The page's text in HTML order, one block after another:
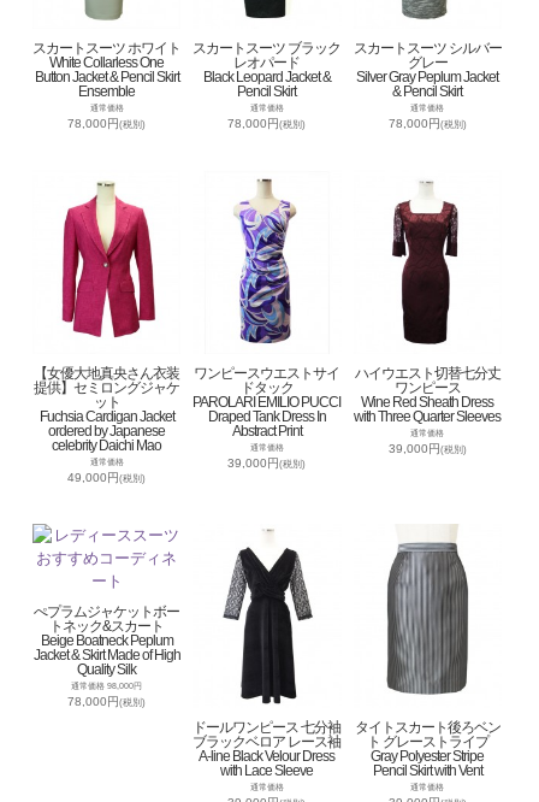
スカートスーツ ホワイト
White Collarless One
Button Jacket & Pencil Skirt
Ensemble
通常価格
78,000円(税別)
スカートスーツ ブラック
レオパード
Black Leopard Jacket &
Pencil Skirt
通常価格
78,000円(税別)
スカートスーツ シルバー
グレー
Silver Gray Peplum Jacket
& Pencil Skirt
通常価格
78,000円(税別)
【女優大地真央さん衣装
提供】セミロングジャケ
ット
Fuchsia Cardigan Jacket
ordered by Japanese
celebrity Daichi Mao
通常価格
49,000円(税別)
ワンピースウエストサイ
ドタック
PAROLARI EMILIO PUCCI
Draped Tank Dress In
Abstract Print
通常価格
39,000円(税別)
ハイウエスト切替七分丈
ワンピース
Wine Red Sheath Dress
with Three Quarter Sleeves
通常価格
39,000円(税別)
ぺプラムジャケットボー
トネック&スカート
Beige Boatneck Peplum
Jacket & Skirt Made of High
Quality Silk
通常価格 98,000円
78,000円(税別)
ドールワンピース 七分袖
ブラックベロア レース袖
A-line Black Velour Dress
with Lace Sleeve
通常価格
タイトスカート後ろベン
ト グレーストライプ
Gray Polyester Stripe
Pencil Skirt with Vent
通常価格